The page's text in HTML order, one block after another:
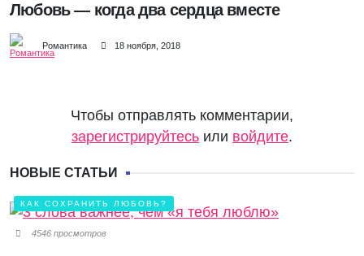
Любовь — когда два сердца вместе
Романтика 18 ноября, 2018
Чтобы отправлять комментарии,
зарегистрируйтесь или войдите.
НОВЫЕ СТАТЬИ
КАК СОХРАНИТЬ ЛЮБОВЬ?
4546 просмотров